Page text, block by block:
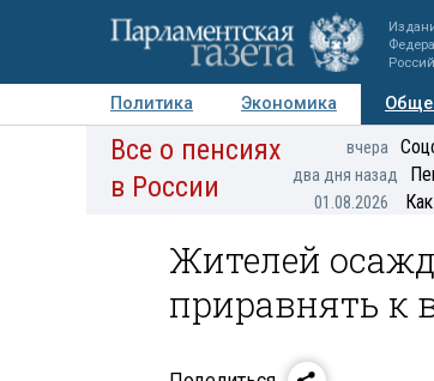
Политика Экономика
Авторы Персоны Мнения
Все о пенсиях
в России
вчера
два дня назад
01.08.2026
Жителей
приравнять к